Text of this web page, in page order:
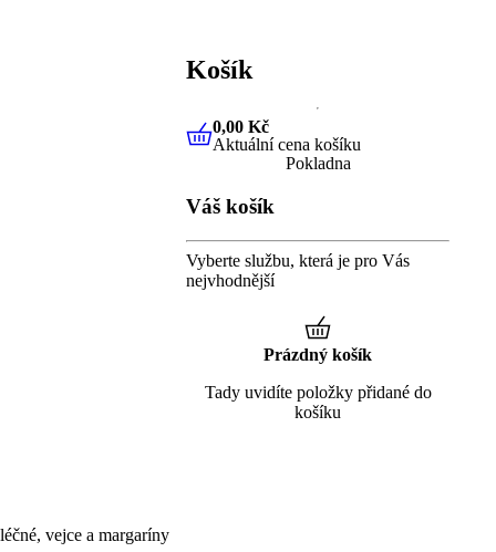
vejce a margaríny
Košík
0,00 KčAktuální cena košíku
0,00 Kč
Aktuální cena košíku
Pokladna
Váš košík
Vyberte službu, která je pro Vás
nejvhodnější
Prázdný košík
Tady uvidíte položky přidané do
košíku